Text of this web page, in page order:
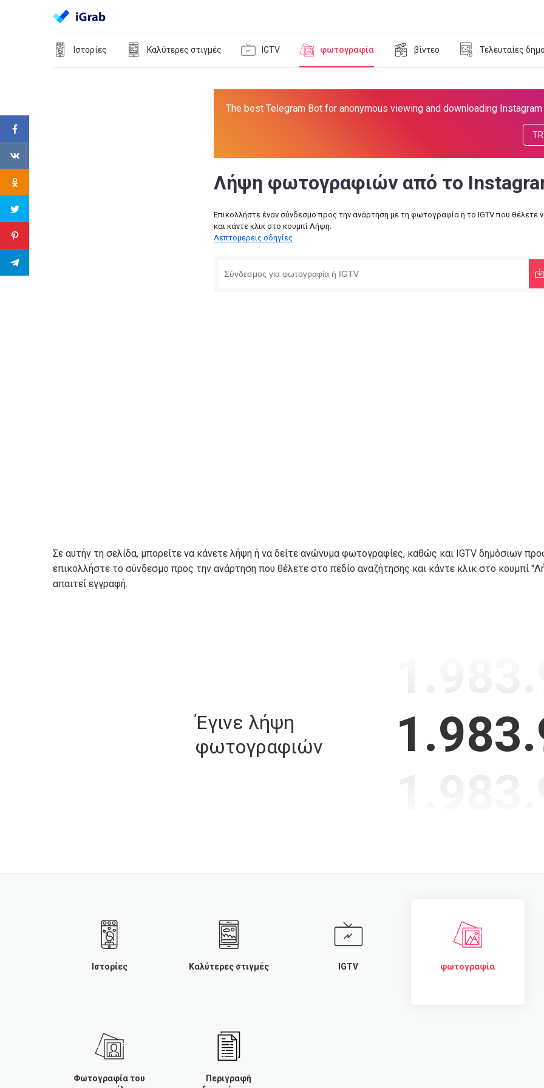
Ιστορίες Καλύτερες στιγμές IGTV φωτογραφία βίντεο Τελευταίες
The best Telegram Bot for anonymous viewing and downloading
Λήψη φωτογραφιών από το
Επικολλήστε έναν σύνδεσμο προς την ανάρτηση με τη φωτογραφία ή το IGTV που θέλετε
και κάντε κλικ στο κουμπί Λήψη.
Λεπτομερείς οδηγίες
Σε αυτήν τη σελίδα, μπορείτε να κάνετε λήψη ή να δείτε ανώνυμα φωτογραφίες, καθώς και IGTV δημόσιων
επικολλήστε το σύνδεσμο προς την ανάρτηση που θέλετε στο πεδίο αναζήτησης και κάντε κλικ στο κουμπί
απαιτεί εγγραφή.
Έγινε λήψη
φωτογραφιών
Ιστορίες Καλύτερες στιγμές IGTV φωτογραφία
Φωτογραφία του
Περιγραφή